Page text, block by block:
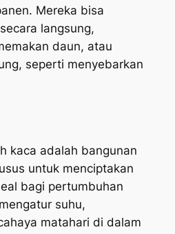
Mereka bisa
langsung,
daun, atau
seperti menyebarkan
kaca adalah bangunan
untuk menciptakan
bagi pertumbuhan
suhu,
matahari di dalam